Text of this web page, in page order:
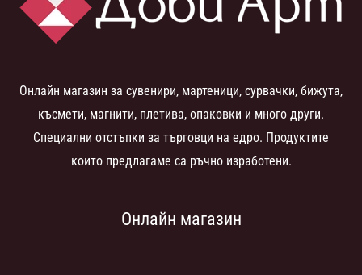
Онлайн магазин за сувенири, мартеници, сурвачки, бижута,
късмети, магнити, плетива, опаковки и много други.
Специални отстъпки за търговци на едро. Продуктите
които предлагаме са ръчно изработени.
Онлайн магазин